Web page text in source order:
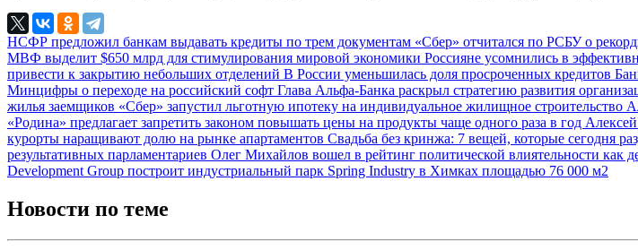
НСФР предложил банкам выдавать кредиты по трем документам «Сбер» отчитался по РСБУ о
МВФ выделит $650 млрд для стимулирования мировой экономики Россияне усомнились в
привести к закрытию небольших отделений В России уменьшилась доля просроченных кредитов
Минцифры о переходе на российский софт Глава Альфа-Банка раскрыл стратегию развития
жилья заемщиков «Сбер» запустил льготную ипотеку на индивидуальное жилищное строительство
«Родина» предлагает запретить законом повышать цены на продукты чаще одного раза в год
курорты наращивают долю на рынке апартаментов Свадьба без кринжа: 7 вещей, которые сегодня
результативных парламентариев Олег Михайлов вошел в рейтинг политической влиятельности как
Development Group построит индустриальный парк Spring Industry в Химках площадью 76 000 м2
Новости по теме